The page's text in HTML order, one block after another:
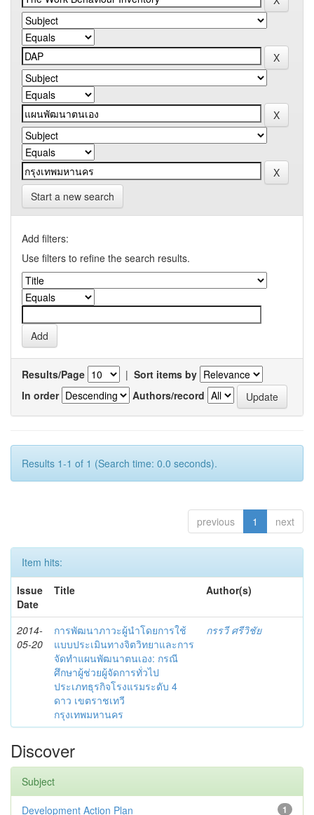
Start a new search
Add filters:
Use filters to refine the search results.
Results/Page | Sort items by
In order
Authors/record
Results 1-1 of 1 (Search time: 0.0 seconds).
previous 1 next
Item hits:
Issue
Date
Title Author(s)
2014-
05-20
การพัฒนาภาวะผู้นำโดยการใช้
แบบประเมินทางจิตวิทยาและการ
จัดทำแผนพัฒนาตนเอง: กรณี
ศึกษาผู้ช่วยผู้จัดการทั่วไป
ประเภทธุรกิจโรงแรมระดับ 4
ดาว เขตราชเทวี
กรุงเทพมหานคร
กรรวี ศรีวิชัย
Discover
Subject
1
Development Action Plan